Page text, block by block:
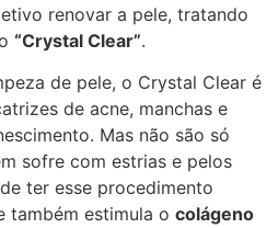
renovar a pele, tratando
“Crystal Clear”.
de pele, o Crystal Clear é
de acne, manchas e
Mas não são só
sofre com estrias e pelos
ter esse procedimento
também estimula o colágeno